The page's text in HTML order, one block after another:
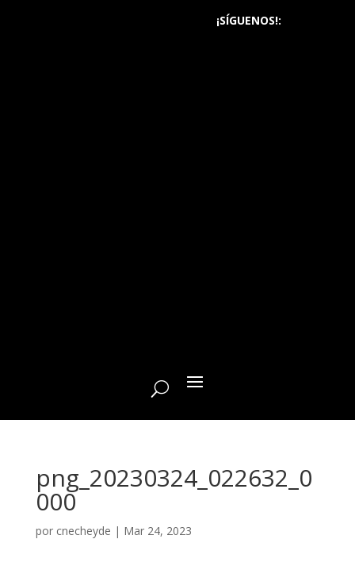
¡SÍGUENOS!:
png_20230324_022632_0
000
por cnecheyde | Mar 24, 2023